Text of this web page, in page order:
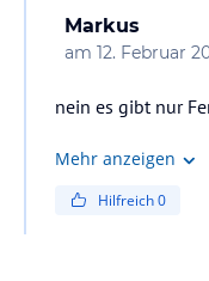
Markus
am 12. Februar
nein es gibt nur
Mehr anzeigen
Hilfreich0